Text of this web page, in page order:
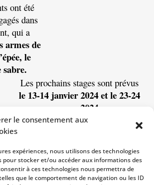
le consentement aux
expériences, nous utilisons des technologies
pour stocker et/ou accéder aux informations des
à ces technologies nous permettra de
que le comportement de navigation ou les ID
ont été
dans
qui a
armes de
le
Les prochains stages sont prévus
le 13-14 janvier 2024 et le 23-24
mars 2024.
La certification finale pour les
participants aura lieu les 1er et 2
Pour plus d’informations sur nos
prochains événements et
formations, contactez la Ligue